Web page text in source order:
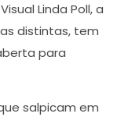
Linda Poll, a
distintas, tem
para
salpicam em